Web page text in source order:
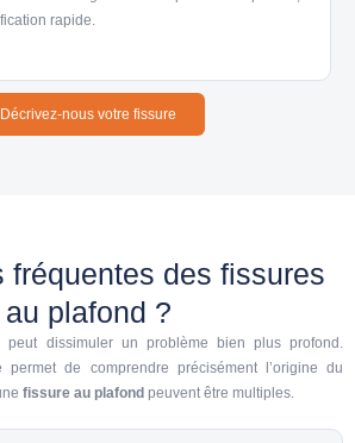
rapide.
Décrivez-nous votre fissure
fréquentes des fissures
au plafond ?
peut dissimuler un problème bien plus profond.
permet de comprendre précisément l’origine du
fissure au plafond peuvent être multiples.